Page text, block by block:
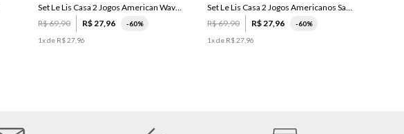
Set Le Lis Casa 2 Jogos American Wave Green
R$69,90 R$27,96 -60%
1x de R$27 96
Set Le Lis Casa 2 Jogos Americanos Saruê II
R$69,90 R$27,96 -60%
1x de R$27 96